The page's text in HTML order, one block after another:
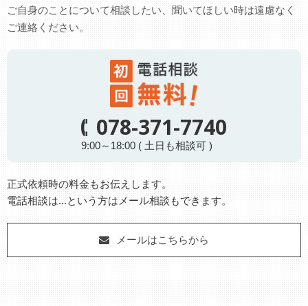
ご自身のことについて相談したい、聞いてほしい時は遠慮なく
ご連絡ください。
078-371-7740
9:00～18:00 ( 土日も相談可 )
正式依頼時の料金もお伝えします。
電話相談は...という方はメール相談もできます。
メールはこちらから